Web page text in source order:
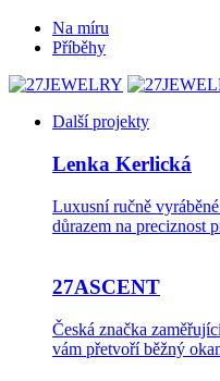
Na míru
Příběhy
Další projekty
Lenka Kerlická
Luxusní ručně
důrazem na preciznost
27ASCENT
Česká značka
vám přetvoří běžný